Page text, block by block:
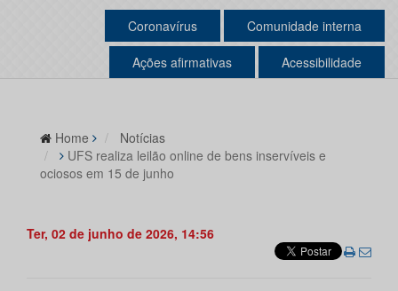
Coronavírus Comunidade interna
Ações afirmativas Acessibilidade
Home
Notícias
UFS realiza leilão online de bens inservíveis e
ociosos em 15 de junho
Ter, 02 de junho de 2026, 14:56